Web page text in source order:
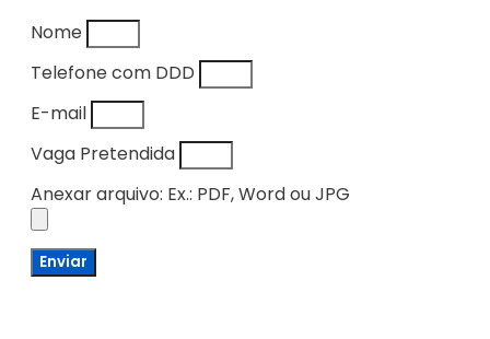
Nome
Telefone com DDD
E-mail
Vaga Pretendida
Anexar arquivo: Ex.: PDF, Word ou JPG
Enviar